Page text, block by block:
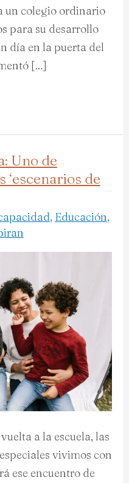
un colegio ordinario
para su desarrollo
día en la puerta del
[…]
Uno de
de
, Educación,
a la escuela, las
vivimos con
ese encuentro de